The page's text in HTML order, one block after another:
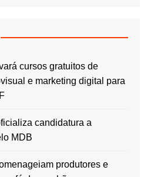
cursos gratuitos de
e marketing digital para
candidatura a
MDB
produtores e